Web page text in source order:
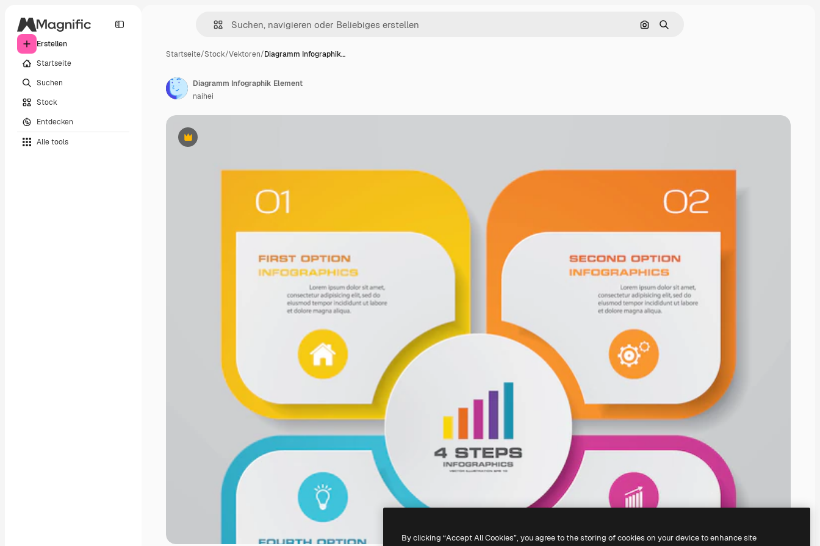
Erstellen
Startseite
Suchen
Stock
Entdecken
Alle tools
Nach Bild suchen
Suchen
Startseite/Stock/Vektoren/Diagramm Infographik…
Premium
Diagramm Infographik Element
naihei
By clicking “Accept All Cookies”, you agree to the storing of cookies on your device to enhance site